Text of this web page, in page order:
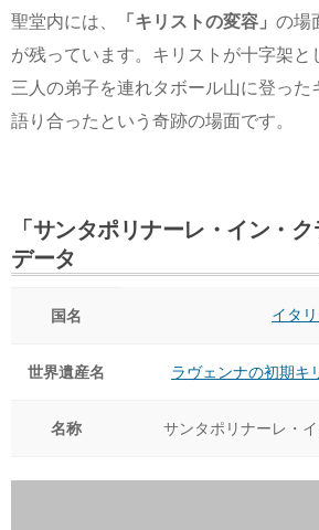
聖堂内には、 「キリストの変容」 の場
が残っています。キリストが十字架と
三人の弟子を連れタボール山に登った
語り合ったという奇跡の場面です。
「サンタポリナーレ・イン・
データ
国名 イタ
世界遺産名 ラヴェンナの初期キ
名称 サンタポリナーレ・